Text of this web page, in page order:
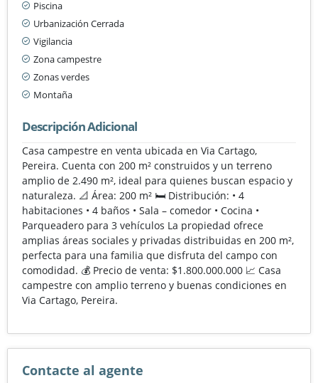
Piscina
Urbanización Cerrada
Vigilancia
Zona campestre
Zonas verdes
Montaña
Descripción Adicional
Casa campestre en venta ubicada en Via Cartago,
Pereira. Cuenta con 200 m² construidos y un terreno
amplio de 2.490 m², ideal para quienes buscan espacio y
naturaleza. 📐 Área: 200 m² 🛏️ Distribución: • 4
habitaciones • 4 baños • Sala – comedor • Cocina •
Parqueadero para 3 vehículos La propiedad ofrece
amplias áreas sociales y privadas distribuidas en 200 m²,
perfecta para una familia que disfruta del campo con
comodidad. 💰 Precio de venta: $1.800.000.000 📈 Casa
campestre con amplio terreno y buenas condiciones en
Via Cartago, Pereira.
Contacte al agente